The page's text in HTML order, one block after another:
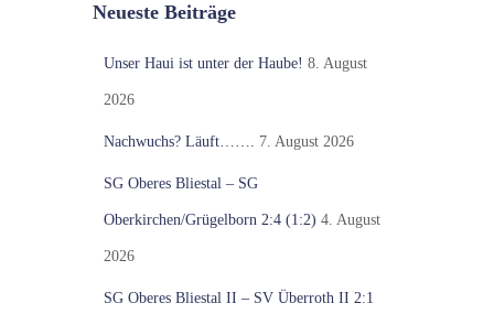
Neueste Beiträge
Unser Haui ist unter der Haube! 8. August
2026
Nachwuchs? Läuft……. 7. August 2026
SG Oberes Bliestal – SG
Oberkirchen/Grügelborn 2:4 (1:2) 4. August
2026
SG Oberes Bliestal II – SV Überroth II 2:1